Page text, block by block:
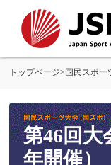
トップページ> 国民スポー
第46回大
年開催）